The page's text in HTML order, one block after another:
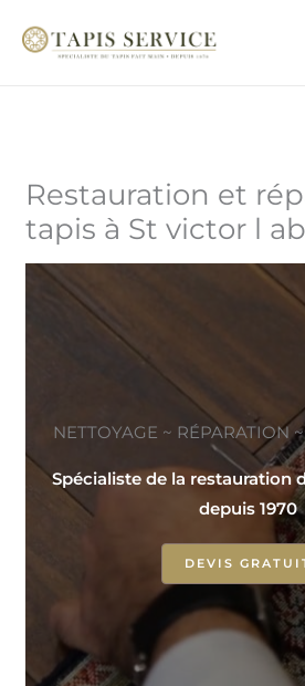
Restauration et
tapis à St victor l
NETTOYAGE ~ RÉPARATION
Spécialiste de la restauration
depuis 1970
DEVIS